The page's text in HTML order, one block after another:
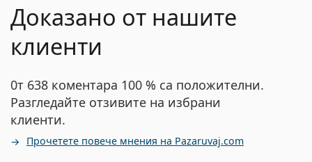
Доказано от нашите
клиенти
0т 638 коментара 100 % са положителни.
Разгледайте отзивите на избрани
клиенти.
Прочетете повече мнения на Pazaruvaj.com